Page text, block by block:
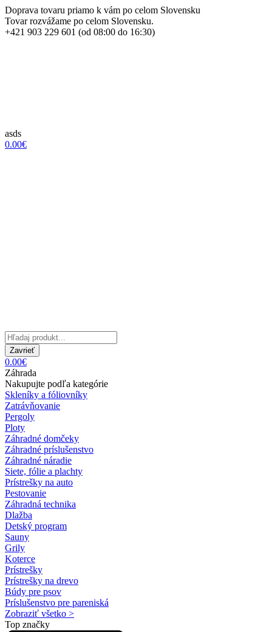
Doprava tovaru priamo k vám po celom Slovensku
Tovar rozvážame po celom Slovensku.
+421 903 229 601 (od 08:00 do 16:30)
asds
0.00€
Zavrieť
0.00€
Záhrada
Nakupujte podľa kategórie
Skleníky a fóliovníky
Zatrávňovanie
Pergoly
Ploty
Záhradné domčeky
Záhradné príslušenstvo
Záhradné náradie
Siete, fólie a plachty
Prístrešky na auto
Pestovanie
Záhradná technika
Dlažba
Detský program
Sauny
Grily
Koterce
Prístrešky
Prístrešky na drevo
Búdy pre psov
Príslušenstvo pre pareniská
Zobraziť všetko >
Top značky